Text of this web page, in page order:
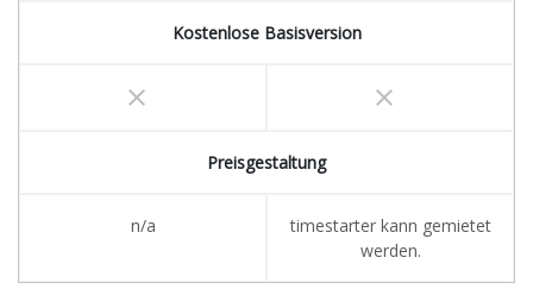
Kostenlose Basisversion
clear clear
Preisgestaltung
n/a
timestarter kann gemietet
werden.